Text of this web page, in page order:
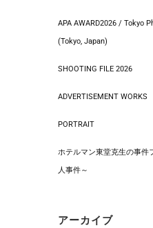
APA AWARD2026 / Tokyo
(Tokyo, Japan)
SHOOTING FILE 2026
ADVERTISEMENT WORKS
PORTRAIT
ホテルマン東堂克生の事件
人事件～
アーカイブ